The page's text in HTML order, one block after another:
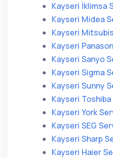
Kayseri İklimsa
Kayseri Midea
Kayseri
Kayseri
Kayseri Sanyo
Kayseri Sigma
Kayseri Sunny
Kayseri
Kayseri York
Kayseri SEG
Kayseri Sharp
Kayseri Haier